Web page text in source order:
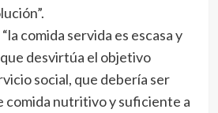
comida servida es escasa y
desvirtúa el objetivo
social, que debería ser
comida nutritivo y suficiente a